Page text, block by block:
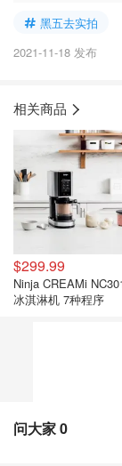
黑五去实拍
2021-11-18 发布
相关商品
$299.99
Ninja CREAMi
冰淇淋机 7种程序
问大家0